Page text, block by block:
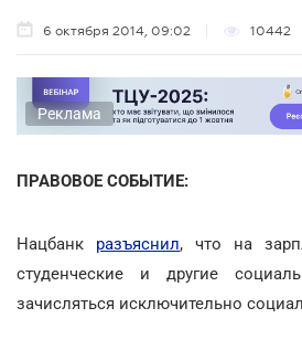
6 октября 2014, 09:02 10442
Реклама
ПРАВОВОЕ СОБЫТИЕ:
Нацбанк разъяснил, что на
студенческие и другие
зачисляться исключительно